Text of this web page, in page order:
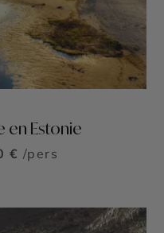
en Estonie
€ /pers